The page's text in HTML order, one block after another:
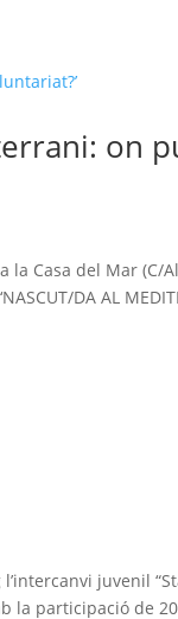
on
Casa del Mar (C/
DA AL
juvenil
la participació de